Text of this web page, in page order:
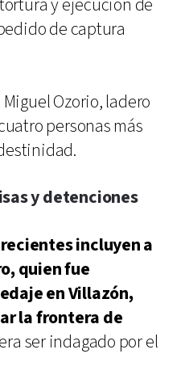
y ejecución de
de captura
Ozorio, ladero
personas más
y detenciones
incluyen a
quien fue
en Villazón,
la frontera de
ser indagado por el